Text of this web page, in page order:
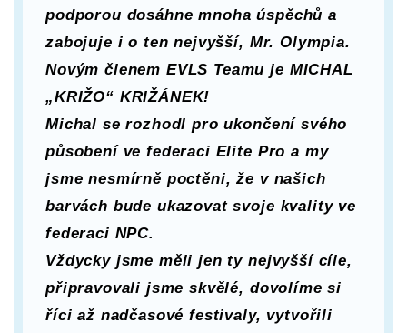
podporou dosáhne mnoha úspěchů a
zabojuje i o ten nejvyšší, Mr. Olympia.
Novým členem EVLS Teamu je MICHAL
„KRIŽO“ KRIŽÁNEK!
Michal se rozhodl pro ukončení svého
působení ve federaci Elite Pro a my
jsme nesmírně poctěni, že v našich
barvách bude ukazovat svoje kvality ve
federaci NPC.
Vždycky jsme měli jen ty nejvyšší cíle,
připravovali jsme skvělé, dovolíme si
říci až nadčasové festivaly, vytvořili